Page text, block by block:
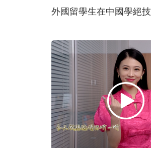
外國留學生在中國學絕技